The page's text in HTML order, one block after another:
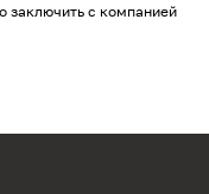
с компанией